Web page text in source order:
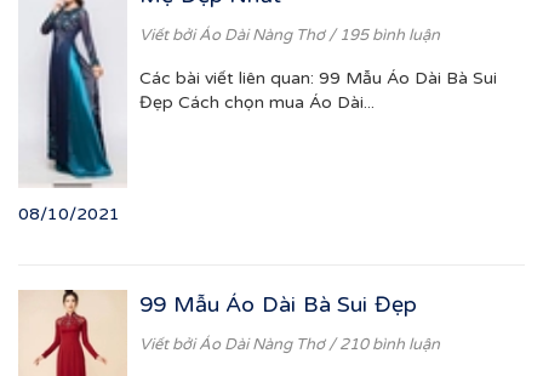
08/10/2021
Viết bởiÁo Dài Nàng Thơ/ 195 bình luận
Các bài viết liên quan: 99 Mẫu Áo Dài Bà Sui
Đẹp Cách chọn mua Áo Dài...
99 Mẫu Áo Dài Bà Sui Đẹp
Viết bởiÁo Dài Nàng Thơ/ 210 bình luận